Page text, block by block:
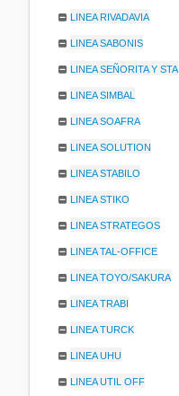
LINEA RIVADAVIA
LINEA SABONIS
LINEA SEÑORITA Y STA
LINEA SIMBAL
LINEA SOAFRA
LINEA SOLUTION
LINEA STABILO
LINEA STIKO
LINEA STRATEGOS
LINEA TAL-OFFICE
LINEA TOYO/SAKURA
LINEA TRABI
LINEA TURCK
LINEA UHU
LINEA UTIL OFF